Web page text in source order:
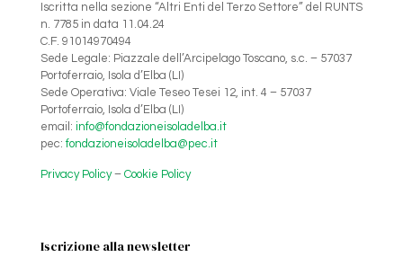
Iscritta nella sezione “Altri Enti del Terzo Settore” del RUNTS
n. 7785 in data 11.04.24
C.F. 91014970494
Sede Legale: Piazzale dell’Arcipelago Toscano, s.c. – 57037
Portoferraio, Isola d’Elba (LI)
Sede Operativa: Viale Teseo Tesei 12, int. 4 – 57037
Portoferraio, Isola d’Elba (LI)
email: info@fondazioneisoladelba.it
pec: fondazioneisoladelba@pec.it
Privacy Policy– Cookie Policy
Iscrizione alla newsletter